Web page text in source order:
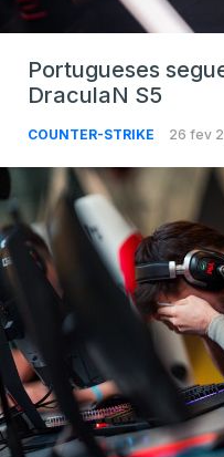
Portugueses
DraculaN S5
COUNTER-STRIKE 26 fev